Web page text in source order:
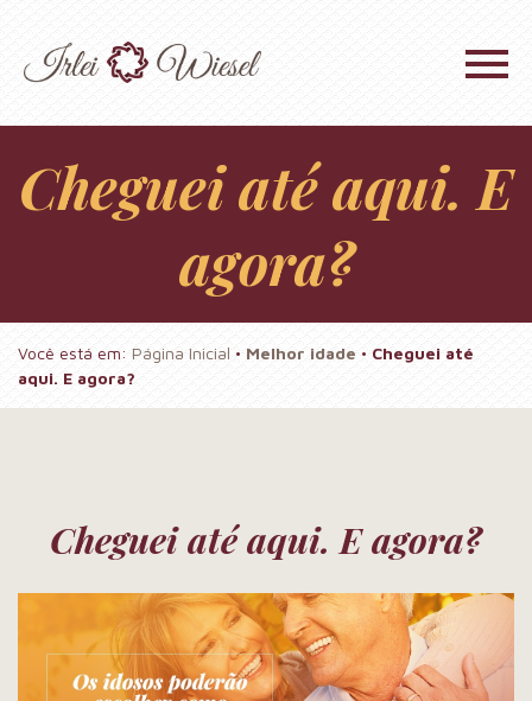
Cheguei até aqui. E
agora?
Você está em: Página Inicial • Melhor idade • Cheguei até
aqui. E agora?
Cheguei até aqui. E agora?